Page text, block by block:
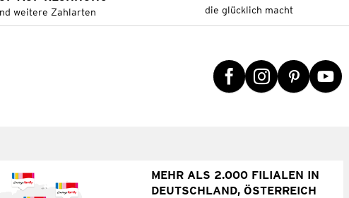
weitere Zahlarten die glücklich macht
MEHR ALS 2.000 FILIALEN IN
DEUTSCHLAND, ÖSTERREICH